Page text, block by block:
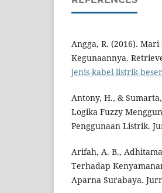
Angga, R. (2016).
Kegunaannya.
jenis-kabel-listrik-
Antony, H., &
Logika Fuzzy
Penggunaan Listrik.
Arifah, A. B.,
Terhadap
Aparna Surabaya.